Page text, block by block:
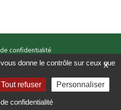
confidentialité
légales
zooloo – 2021
X
donne le contrôle sur ceux que
Tout refuser Personnaliser
confidentialité